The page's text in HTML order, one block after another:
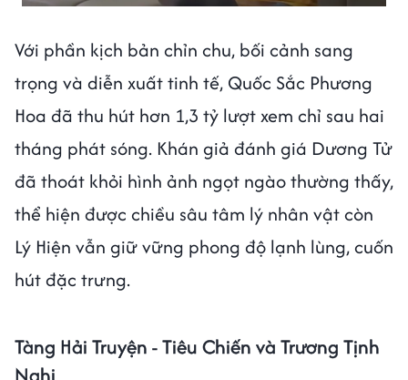
Với phần kịch bản chỉn chu, bối cảnh sang
trọng và diễn xuất tinh tế, Quốc Sắc Phương
Hoa đã thu hút hơn 1,3 tỷ lượt xem chỉ sau hai
tháng phát sóng. Khán giả đánh giá Dương Tử
đã thoát khỏi hình ảnh ngọt ngào thường thấy,
thể hiện được chiều sâu tâm lý nhân vật còn
Lý Hiện vẫn giữ vững phong độ lạnh lùng, cuốn
hút đặc trưng.
Tàng Hải Truyện - Tiêu Chiến và Trương Tịnh